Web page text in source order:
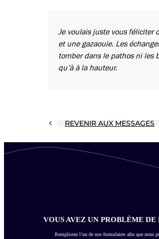
Je voulais juste vous féliciter
et une gazaouie. Les
tomber dans le pathos ni les
qu’à à la hauteur.
REVENIR AUX MESSAGES
VOUS AVEZ UN PROBLÈME DE
Remplissez l’un de nos formulaires afin que nous